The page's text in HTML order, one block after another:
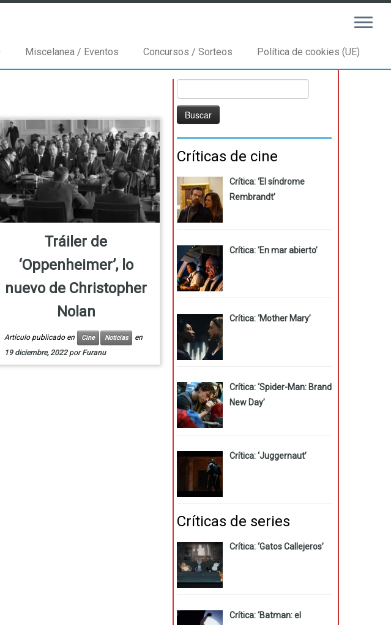
Miscelanea / Eventos Concursos / Sorteos Política de cookies (UE)
Tráiler de
‘Oppenheimer’, lo
nuevo de Christopher
Nolan
Artículo publicado en Cine Noticias
en
19 diciembre, 2022 porFuranu
Críticas de cine
Crítica: ‘El síndrome
Rembrandt’
Crítica: ‘En mar abierto’
Crítica: ‘Mother Mary’
Crítica: ‘Spider-Man: Brand
New Day’
Crítica: ‘Juggernaut’
Críticas de series
Crítica: ‘Gatos Callejeros’
Crítica: ‘Batman: el